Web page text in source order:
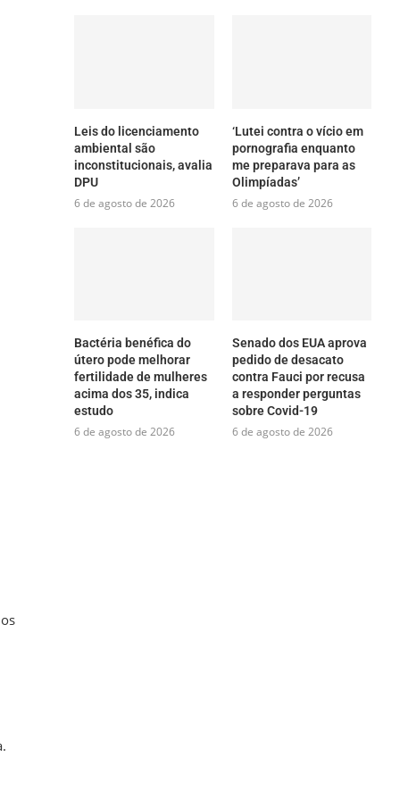
Leis do licenciamento
ambiental são
inconstitucionais, avalia
DPU
6 de agosto de 2026
‘Lutei contra o vício em
pornografia enquanto
me preparava para as
Olimpíadas’
6 de agosto de 2026
Bactéria benéfica do
útero pode melhorar
fertilidade de mulheres
acima dos 35, indica
estudo
6 de agosto de 2026
Senado dos EUA aprova
pedido de desacato
contra Fauci por recusa
a responder perguntas
sobre Covid-19
6 de agosto de 2026